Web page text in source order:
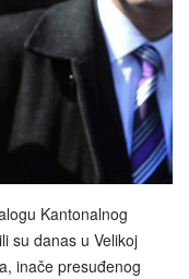
Kantonalnog
su danas u Velikoj
inače presuđenog